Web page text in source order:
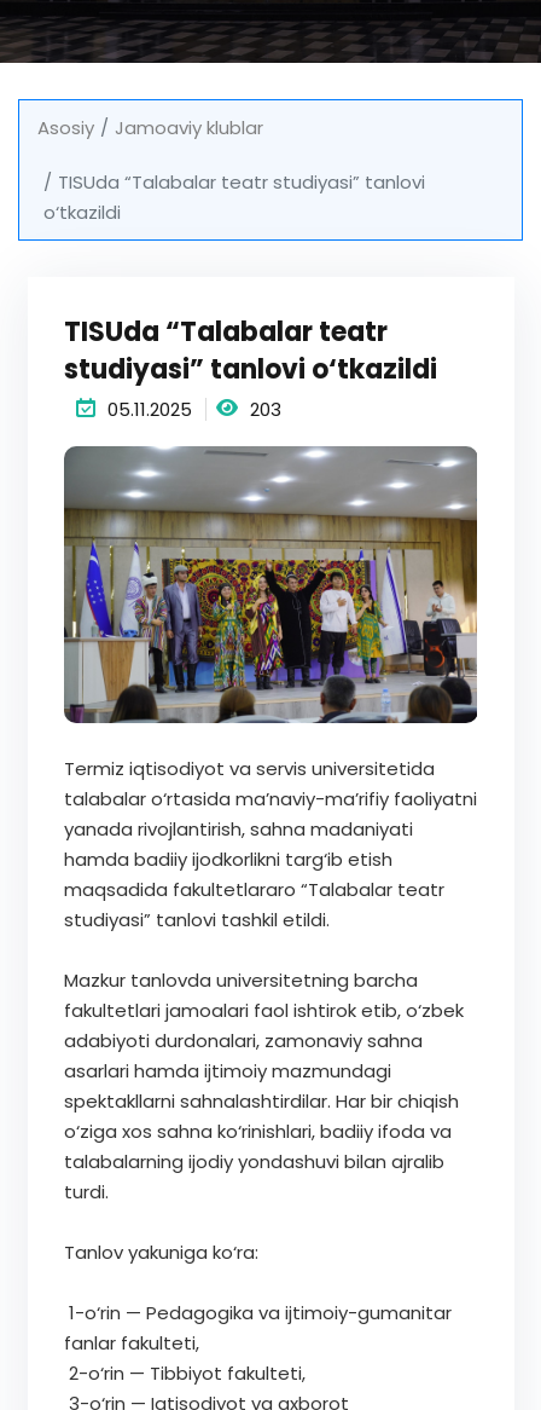
Asosiy Jamoaviy klublar
TISUda “Talabalar teatr studiyasi” tanlovi
o‘tkazildi
TISUda “Talabalar teatr
studiyasi” tanlovi o‘tkazildi
05.11.2025 203
Termiz iqtisodiyot va servis universitetida
talabalar o‘rtasida ma’naviy-ma’rifiy faoliyatni
yanada rivojlantirish, sahna madaniyati
hamda badiiy ijodkorlikni targ‘ib etish
maqsadida fakultetlararo “Talabalar teatr
studiyasi” tanlovi tashkil etildi.
Mazkur tanlovda universitetning barcha
fakultetlari jamoalari faol ishtirok etib, o‘zbek
adabiyoti durdonalari, zamonaviy sahna
asarlari hamda ijtimoiy mazmundagi
spektakllarni sahnalashtirdilar. Har bir chiqish
o‘ziga xos sahna ko‘rinishlari, badiiy ifoda va
talabalarning ijodiy yondashuvi bilan ajralib
turdi.
Tanlov yakuniga ko‘ra:
1-o‘rin — Pedagogika va ijtimoiy-gumanitar
fanlar fakulteti,
2-o‘rin — Tibbiyot fakulteti,
3-o‘rin — Iqtisodiyot va axborot